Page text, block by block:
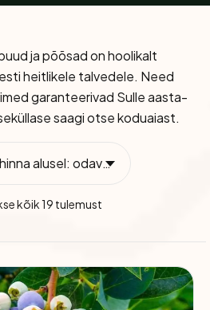
ja põõsad on hoolikalt
heitlikele talvedele. Need
garanteerivad Sulle aasta-
saagi otse koduaiast.
Järjesta hinna alusel: odavamast kallimani
kõik 19 tulemust